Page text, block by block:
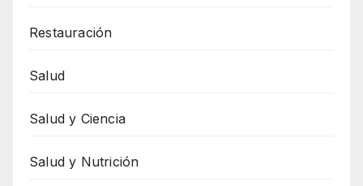
Restauración
Salud
Salud y Ciencia
Salud y Nutrición